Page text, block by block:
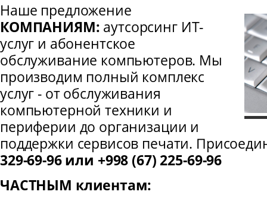
Наше предложение
КОМПАНИЯМ: аутсорсинг ИТ-
услуг и абонентское
обслуживание компьютеров. Мы
производим полный комплекс
услуг - от обслуживания
компьютерной техники и
периферии до организации и
поддержки сервисов печати.
329-69-96 или +998 (67) 225-69-96
ЧАСТНЫМ клиентам: